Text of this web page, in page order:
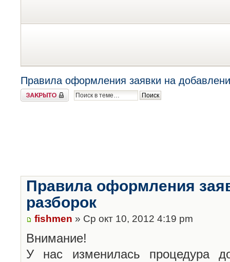
Правила оформления заявки на
Закрыто
Правила оформления
разборок
fishmen » Ср окт 10, 2012 4:19 pm
Внимание!
У нас изменилась процедура